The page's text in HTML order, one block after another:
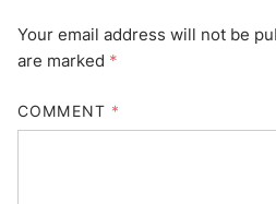
Your email address will not be
are marked *
COMMENT *